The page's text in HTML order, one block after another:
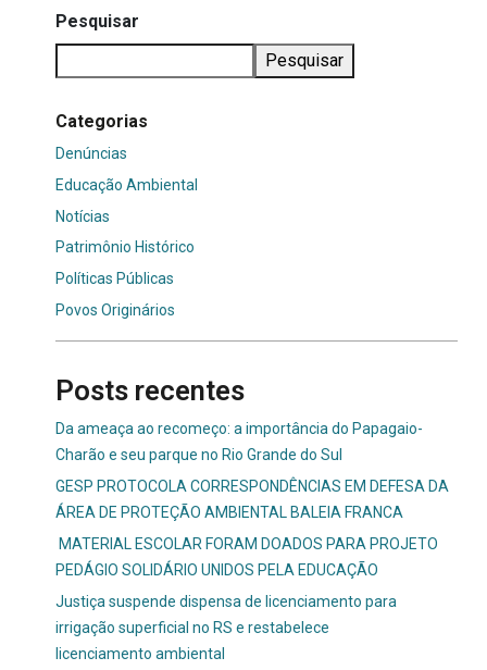
Pesquisar
Pesquisar
Categorias
Denúncias
Educação Ambiental
Notícias
Patrimônio Histórico
Políticas Públicas
Povos Originários
Posts recentes
Da ameaça ao recomeço: a importância do Papagaio-
Charão e seu parque no Rio Grande do Sul
GESP PROTOCOLA CORRESPONDÊNCIAS EM DEFESA DA
ÁREA DE PROTEÇÃO AMBIENTAL BALEIA FRANCA
MATERIAL ESCOLAR FORAM DOADOS PARA PROJETO
PEDÁGIO SOLIDÁRIO UNIDOS PELA EDUCAÇÃO
Justiça suspende dispensa de licenciamento para
irrigação superficial no RS e restabelece
licenciamento ambiental